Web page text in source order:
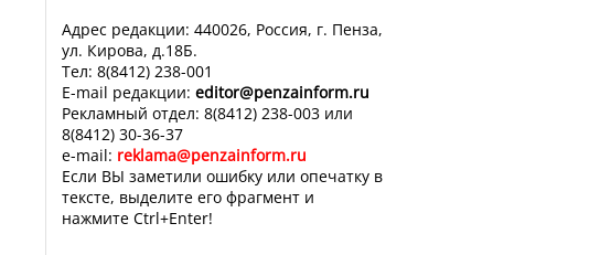
Адрес редакции: 440026, Россия, г. Пенза,
ул. Кирова, д.18Б.
Тел: 8(8412) 238-001
E-mail редакции: editor@penzainform.ru
Рекламный отдел: 8(8412) 238-003 или
8(8412) 30-36-37
e-mail: reklama@penzainform.ru
Если ВЫ заметили ошибку или опечатку в
тексте, выделите его фрагмент и
нажмите Ctrl+Enter!